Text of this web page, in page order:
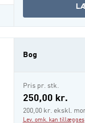
Bog
i-bog
Pris pr. stk.
250,00 kr.
200,00 kr. ekskl.
Lev. omk. kan tillægges